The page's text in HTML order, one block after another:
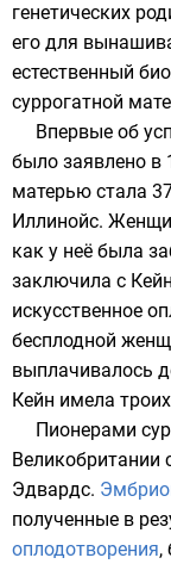
генетических
его для
естественный
суррогатной
Впервые об
было заявлено в
матерью стала
Иллинойс.
как у неё была
заключила с
искусственное
бесплодной
выплачивалось
Кейн имела
Пионерами
Великобритании
Эдвардс.
полученные в
оплодотворения,